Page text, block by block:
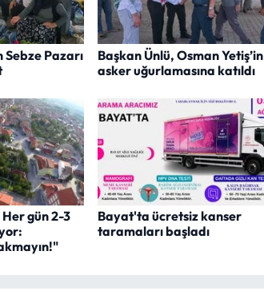
Sebze Pazarı
Başkan Ünlü, Osman Yetiş’in
asker uğurlamasına katıldı
gün 2-3
Bayat'ta ücretsiz kanser
taramaları başladı